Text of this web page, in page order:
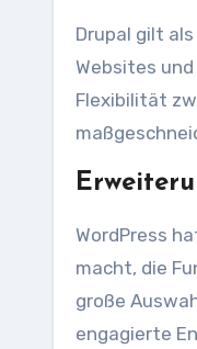
Drupal gilt
Websites
Flexibilität
WordPress
macht, die
große
engagierte